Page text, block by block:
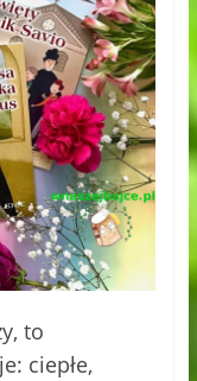
to
ciepłe,